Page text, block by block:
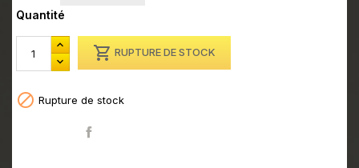
Quantité
 RUPTURE DE STOCK
 Rupture de stock